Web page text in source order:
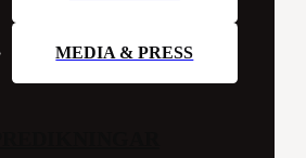
MEDIA & PRESS